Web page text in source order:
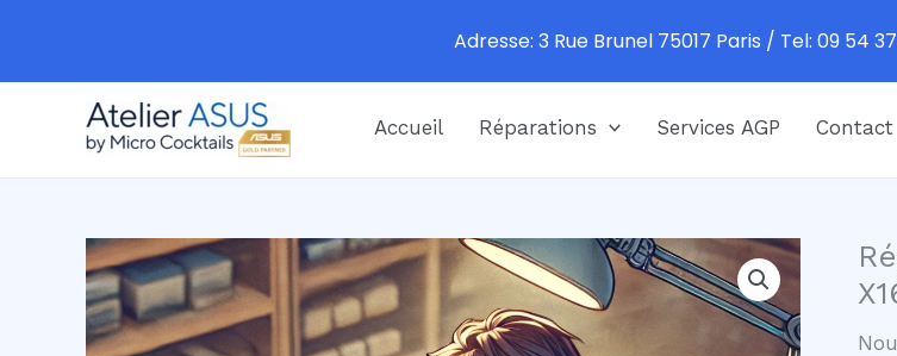
Accueil Réparations Services AGP Contact
Adresse: 3 Rue Brunel 75017 Paris / Tel: 09 54